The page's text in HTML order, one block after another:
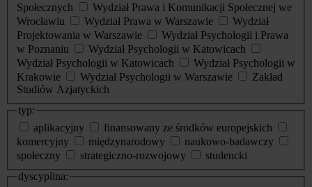
Społecznych
Wydział Prawa i Komunikacji Społecznej we
Wrocławiu
Wydział Prawa w Warszawie
Wydział
Projektowania w Warszawie
Wydział Psychologii i Prawa
w Poznaniu
Wydział Psychologii w Katowicach
Wydział Psychologii w Katowicach
Wydział Psychologii w
Krakowie
Wydział Psychologii w Warszawie
Zakład
Studiów Azjatyckich
typ:
aplikacyjny
finansowany ze środków europejskich
komercyjny
międzynarodowy
naukowo-badawczy
społeczny
strategiczno-rozwojowy
studencki
dyscyplina: